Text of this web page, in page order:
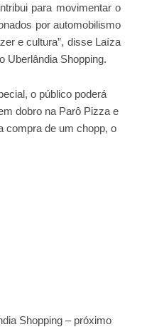
para movimentar o
por automobilismo
e cultura”, disse Laíza
Uberlândia Shopping.
o público poderá
dobro na Parô Pizza e
compra de um chopp, o
Shopping – próximo